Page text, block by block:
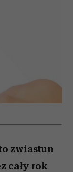
zwiastun
cały rok